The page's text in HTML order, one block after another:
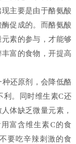
主要是由于酪氨酸
促成的。而酪氨酸
素的参与，才能够
富的食物，开提高
还原剂，会降低酪
利。同时维生素C还
体缺乏微量元素，
富含维生素C的食
要吃辛辣刺激的食